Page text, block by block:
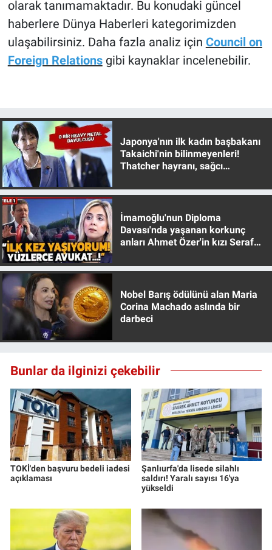
olarak tanımamaktadır. Bu konudaki güncel
haberlere Dünya Haberleri kategorimizden
ulaşabilirsiniz. Daha fazla analiz için Council on
Foreign Relationsgibi kaynaklar incelenebilir.
Japonya'nın ilk kadın başbakanı
Takaichi'nin bilinmeyenleri!
Thatcher hayranı, sağcı
İmamoğlu'nun Diploma
Davası'nda yaşanan korkunç
anları Ahmet Özer'in kızı Seraf
Nobel Barış ödülünü alan Maria
Corina Machado aslında bir
darbeci
Bunlar da ilginizi çekebilir
TOKİ'den başvuru bedeli iadesi
açıklaması
Şanlıurfa'da lisede silahlı
saldırı! Yaralı sayısı 16'ya
yükseldi